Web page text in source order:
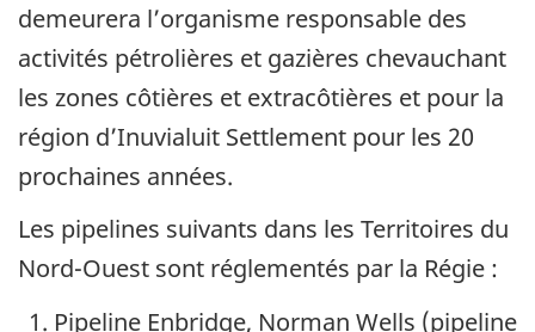
demeurera l’organisme responsable des
activités pétrolières et gazières chevauchant
les zones côtières et extracôtières et pour la
région d’Inuvialuit Settlement pour les 20
prochaines années.
Les pipelines suivants dans les Territoires du
Nord-Ouest sont réglementés par la Régie :
Pipeline Enbridge, Norman Wells (pipeline